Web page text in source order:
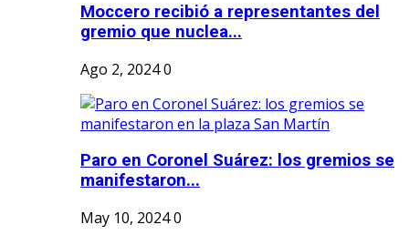
Moccero recibió a representantes del
gremio que nuclea...
Ago 2, 20240
Paro en Coronel Suárez: los gremios se
manifestaron...
May 10, 20240